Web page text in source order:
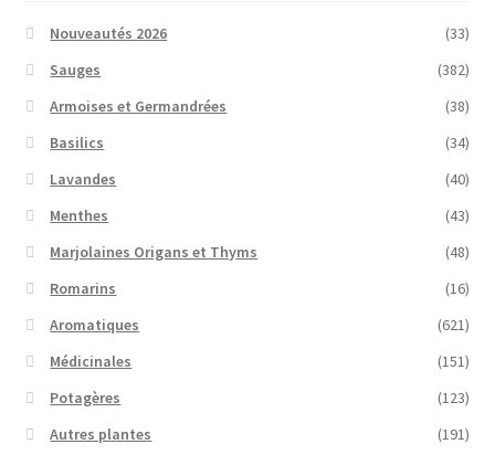
Nouveautés 2026
(33)
Sauges
(382)
Armoises et Germandrées
(38)
Basilics
(34)
Lavandes
(40)
Menthes
(43)
Marjolaines Origans et Thyms
(48)
Romarins
(16)
Aromatiques
(621)
Médicinales
(151)
Potagères
(123)
Autres plantes
(191)